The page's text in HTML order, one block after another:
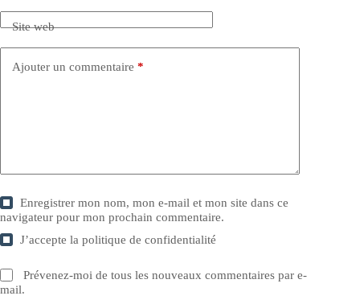
Site web
Ajouter un commentaire *
Enregistrer mon nom, mon e-mail et mon site dans ce
navigateur pour mon prochain commentaire.
J’accepte lapolitique de confidentialité
Prévenez-moi de tous les nouveaux commentaires par e-
mail.